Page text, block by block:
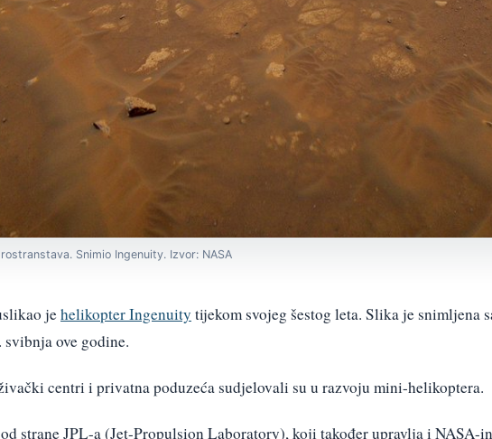
Snimio Ingenuity. Izvor: NASA
jehelikopter Ingenuity tijekom svojeg šestog leta. Slika je snimljena
ove godine.
centri i privatna poduzeća sudjelovali su u razvoju mini-helikoptera.
strane JPL-a (Jet-Propulsion Laboratory), koji također upravlja i NASA-